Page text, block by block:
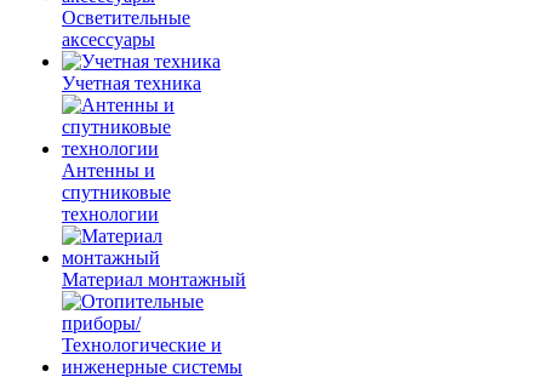
Осветительные
аксессуары
Учетная техника
Антенны и
спутниковые
технологии
Материал монтажный